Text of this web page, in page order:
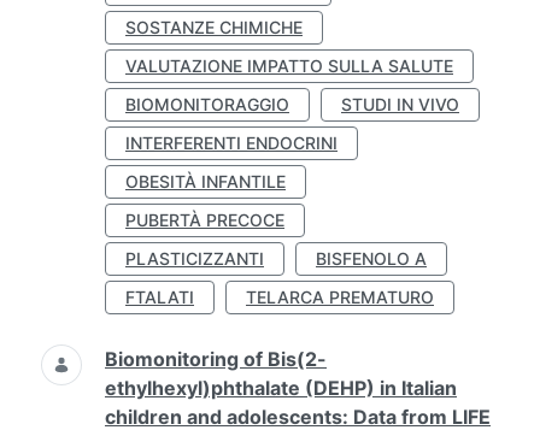
SOSTANZE CHIMICHE
VALUTAZIONE IMPATTO SULLA SALUTE
BIOMONITORAGGIO
STUDI IN VIVO
INTERFERENTI ENDOCRINI
OBESITÀ INFANTILE
PUBERTÀ PRECOCE
PLASTICIZZANTI
BISFENOLO A
FTALATI
TELARCA PREMATURO
Biomonitoring of Bis(2-
ethylhexyl)phthalate (DEHP) in Italian
children and adolescents: Data from LIFE